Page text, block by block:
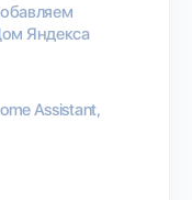
Яндекса
Assistant,